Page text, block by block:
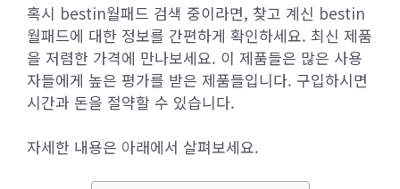
혹시 bestin월패드 검색 중이라면, 찾고 계신 bestin
월패드에 대한 정보를 간편하게 확인하세요. 최신 제품
을 저렴한 가격에 만나보세요. 이 제품들은 많은 사용
자들에게 높은 평가를 받은 제품들입니다. 구입하시면
시간과 돈을 절약할 수 있습니다.
자세한 내용은 아래에서 살펴보세요.